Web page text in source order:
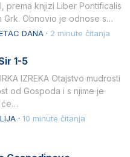
prema knjizi Liber Pontificalis
Grk. Obnovio je odnose s
DANA · 2 minute čitanja
1-5
IZREKA Otajstvo mudrosti
od Gospoda i s njime je
će…
· 10 minute čitanja